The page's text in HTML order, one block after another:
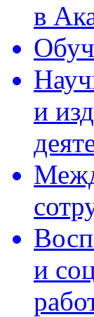
в
и
и